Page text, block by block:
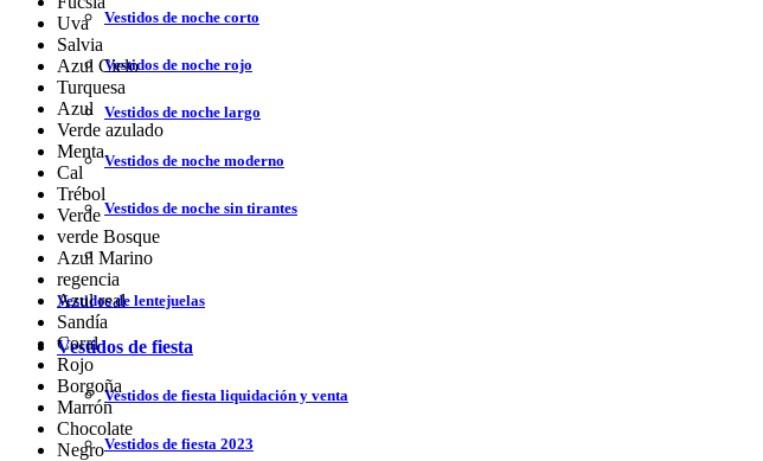
Vestidos de noche corto
Vestidos de noche rojo
Vestidos de noche largo
Vestidos de noche moderno
Vestidos de noche sin tirantes
Vestidos de lentejuelas
Vestidos de fiesta
Vestidos de fiesta liquidación y venta
Vestidos de fiesta 2023
Uva
Salvia
Azul Cielo
Turquesa
Azul
Verde azulado
Menta
Cal
Trébol
Verde
verde Bosque
Azul Marino
regencia
Azul real
Sandía
Coral
Rojo
Borgoña
Marrón
Chocolate
Negro